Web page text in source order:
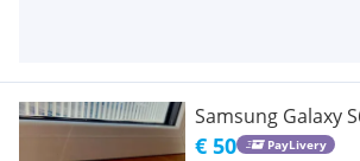
Samsung Galaxy
€ 50 PayLivery